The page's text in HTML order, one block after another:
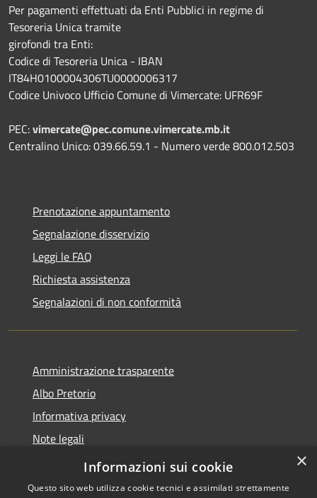
Per pagamenti effettuati da Enti Pubblici in regime di
Tesoreria Unica tramite
girofondi tra Enti:
Codice di Tesoreria Unica - IBAN
IT84H0100004306TU0000006317
Codice Univoco Ufficio Comune di Vimercate: UFR69F
PEC:vimercate@pec.comune.vimercate.mb.it
Centralino Unico: 039.66.59.1 - Numero verde 800.012.503
Prenotazione appuntamento
Segnalazione disservizio
Leggi le FAQ
Richiesta assistenza
Segnalazioni di non conformità
Amministrazione trasparente
Albo Pretorio
Informativa privacy
Note legali
Dichiarazione di accessibilità
×
Informazioni sui cookie
Questo sito web utilizza cookie tecnici e assimilati strettamente